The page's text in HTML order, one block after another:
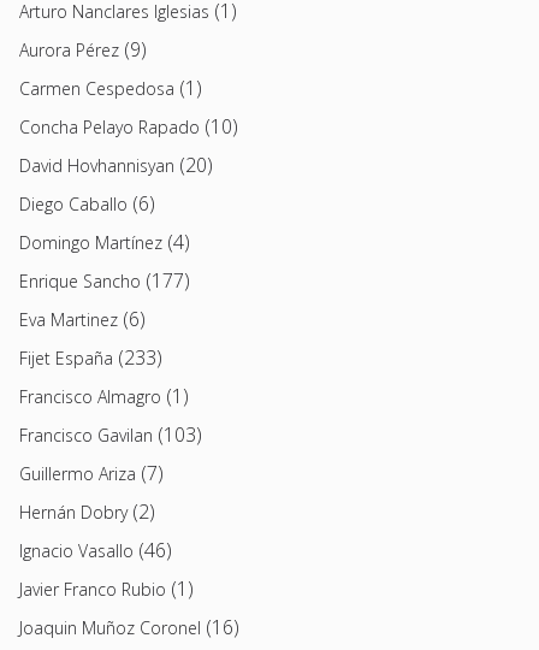
Arturo Nanclares Iglesias (1)
Aurora Pérez (9)
Carmen Cespedosa (1)
Concha Pelayo Rapado (10)
David Hovhannisyan (20)
Diego Caballo (6)
Domingo Martínez (4)
Enrique Sancho (177)
Eva Martinez (6)
Fijet España (233)
Francisco Almagro (1)
Francisco Gavilan (103)
Guillermo Ariza (7)
Hernán Dobry(2)
Ignacio Vasallo (46)
Javier Franco Rubio (1)
Joaquin Muñoz Coronel (16)